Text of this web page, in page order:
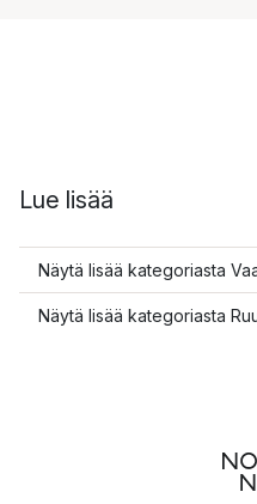
Lue lisää
Näytä lisää kategoriasta
Näytä lisää kategoriasta